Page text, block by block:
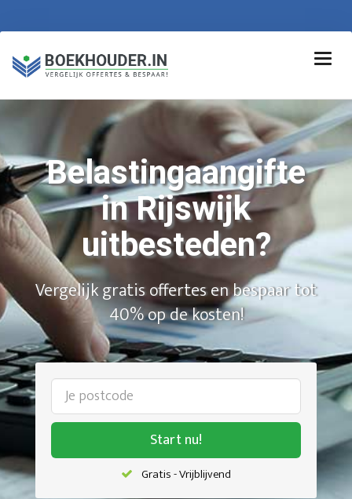
Belastingaangifte
in Rijswijk
uitbesteden?
Vergelijk gratis offertes en bespaar tot
40% op de kosten!
Start nu!
Gratis - Vrijblijvend